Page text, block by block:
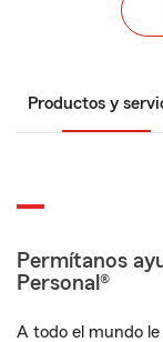
Productos y
Permítanos
Personal®
A todo el mundo